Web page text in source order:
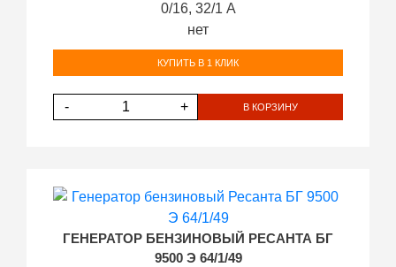
0/16, 32/1 А
нет
КУПИТЬ В 1 КЛИК
- + В КОРЗИНУ
ГЕНЕРАТОР БЕНЗИНОВЫЙ РЕСАНТА БГ
9500 Э 64/1/49